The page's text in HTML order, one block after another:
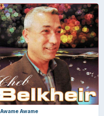
Awame Awame